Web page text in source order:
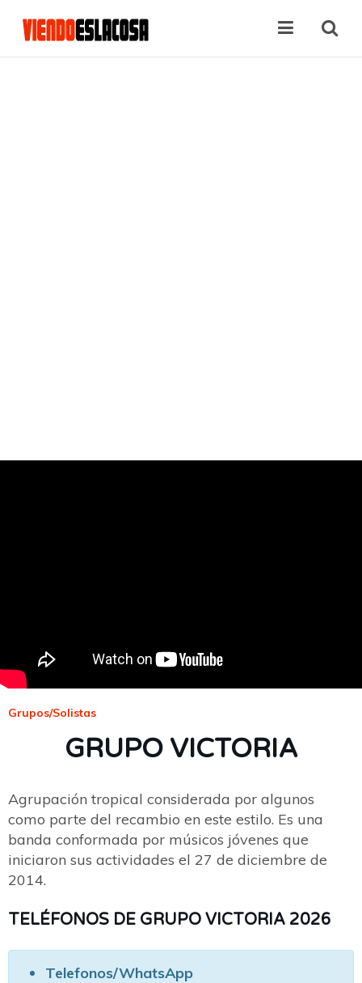
Grupos/Solistas
GRUPO VICTORIA
Agrupación tropical considerada por algunos
como parte del recambio en este estilo. Es una
banda conformada por músicos jóvenes que
iniciaron sus actividades el 27 de diciembre de
2014.
TELÉFONOS DE GRUPO VICTORIA 2026
Telefonos/WhatsApp